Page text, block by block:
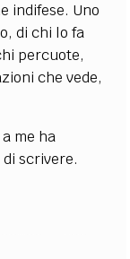
indifese. Uno
di chi lo fa
percuote,
che vede,
me ha
scrivere.